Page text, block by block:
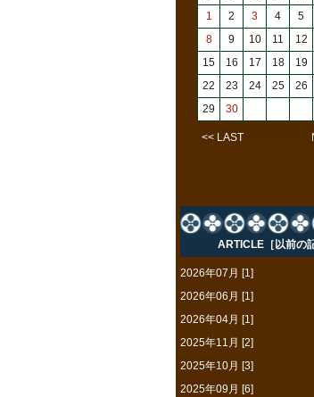
1
2 3 4 5
8
9 10 11 12
15
16 17 18 19
22
23 24 25 26
29
30
<< LAST
ARTICLE［以前の
2026年07月 [1]
2026年06月 [1]
2026年04月 [1]
2025年11月 [2]
2025年10月 [3]
2025年09月 [6]